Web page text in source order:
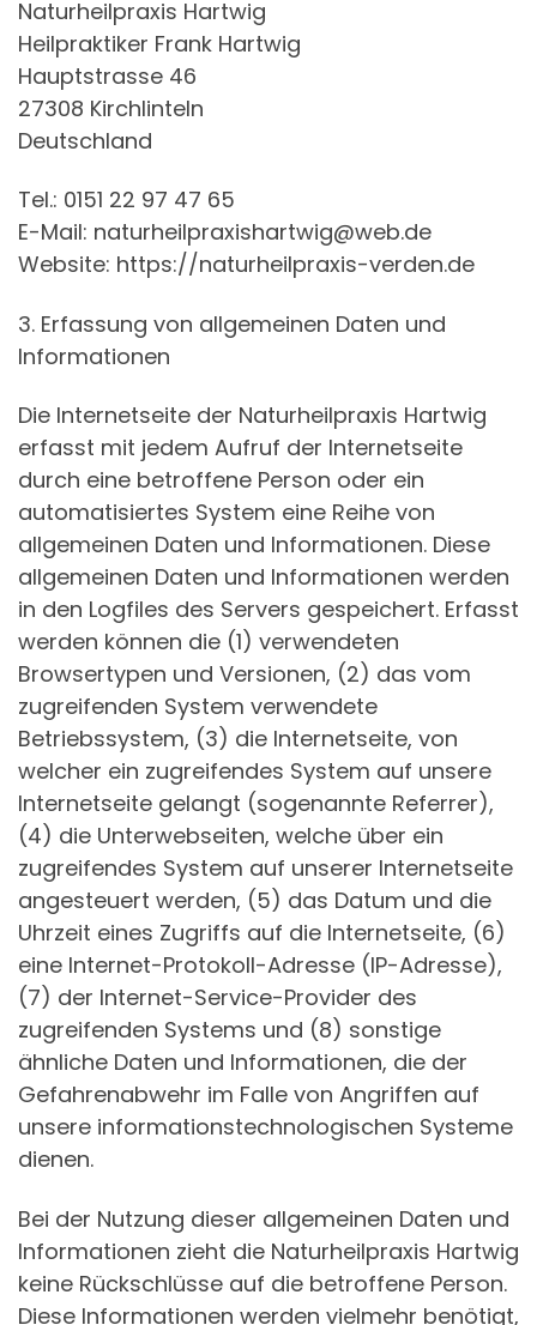
Naturheilpraxis Hartwig
Heilpraktiker Frank Hartwig
Hauptstrasse 46
27308 Kirchlinteln
Deutschland
Tel.: 0151 22 97 47 65
E-Mail: naturheilpraxishartwig@web.de
Website: https://naturheilpraxis-verden.de
3. Erfassung von allgemeinen Daten und
Informationen
Die Internetseite der Naturheilpraxis Hartwig
erfasst mit jedem Aufruf der Internetseite
durch eine betroffene Person oder ein
automatisiertes System eine Reihe von
allgemeinen Daten und Informationen. Diese
allgemeinen Daten und Informationen werden
in den Logfiles des Servers gespeichert. Erfasst
werden können die (1) verwendeten
Browsertypen und Versionen, (2) das vom
zugreifenden System verwendete
Betriebssystem, (3) die Internetseite, von
welcher ein zugreifendes System auf unsere
Internetseite gelangt (sogenannte Referrer),
(4) die Unterwebseiten, welche über ein
zugreifendes System auf unserer Internetseite
angesteuert werden, (5) das Datum und die
Uhrzeit eines Zugriffs auf die Internetseite, (6)
eine Internet-Protokoll-Adresse (IP-Adresse),
(7) der Internet-Service-Provider des
zugreifenden Systems und (8) sonstige
ähnliche Daten und Informationen, die der
Gefahrenabwehr im Falle von Angriffen auf
unsere informationstechnologischen Systeme
dienen.
Bei der Nutzung dieser allgemeinen Daten und
Informationen zieht die Naturheilpraxis Hartwig
keine Rückschlüsse auf die betroffene Person.
Diese Informationen werden vielmehr benötigt,